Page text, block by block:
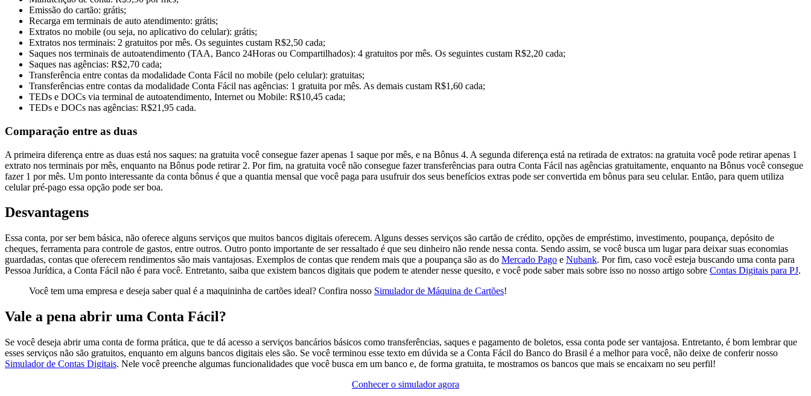
Emissão do cartão: grátis;
Recarga em terminais de auto atendimento: grátis;
Extratos no mobile (ou seja, no aplicativo do celular): grátis;
Extratos nos terminais: 2 gratuitos por mês. Os seguintes custam R$2,50 cada;
Saques nos terminais de autoatendimento (TAA, Banco 24Horas ou Compartilhados): 4 gratuitos por mês. Os seguintes custam R$2,20 cada;
Saques nas agências: R$2,70 cada;
Transferência entre contas da modalidade Conta Fácil no mobile (pelo celular): gratuitas;
Transferências entre contas da modalidade Conta Fácil nas agências: 1 gratuita por mês. As demais custam R$1,60 cada;
TEDs e DOCs via terminal de autoatendimento, Internet ou Mobile: R$10,45 cada;
TEDs e DOCs nas agências: R$21,95 cada.
Comparação entre as duas
A primeira diferença entre as duas está nos saques: na gratuita você consegue fazer apenas 1 saque por mês, e na Bônus 4. A segunda diferença está na retirada de extratos: na gratuita você pode retirar apenas 1
extrato nos terminais por mês, enquanto na Bônus pode retirar 2. Por fim, na gratuita você não consegue fazer transferências para outra Conta Fácil nas agências gratuitamente, enquanto na Bônus você consegue
fazer 1 por mês. Um ponto interessante da conta bônus é que a quantia mensal que você paga para usufruir dos seus benefícios extras pode ser convertida em bônus para seu celular. Então, para quem utiliza
celular pré-pago essa opção pode ser boa.
Desvantagens
Essa conta, por ser bem básica, não oferece alguns serviços que muitos bancos digitais oferecem. Alguns desses serviços são cartão de crédito, opções de empréstimo, investimento, poupança, depósito de
cheques, ferramenta para controle de gastos, entre outros. Outro ponto importante de ser ressaltado é que seu dinheiro não rende nessa conta. Sendo assim, se você busca um lugar para deixar suas economias
guardadas, contas que oferecem rendimentos são mais vantajosas. Exemplos de contas que rendem mais que a poupança são as do Mercado Pago e Nubank. Por fim, caso você esteja buscando uma conta para
Pessoa Jurídica, a Conta Fácil não é para você. Entretanto, saiba que existem bancos digitais que podem te atender nesse quesito, e você pode saber mais sobre isso no nosso artigo sobre Contas Digitais para PJ.
Você tem uma empresa e deseja saber qual é a maquininha de cartões ideal? Confira nosso Simulador de Máquina de Cartões!
Vale a pena abrir uma Conta Fácil?
Se você deseja abrir uma conta de forma prática, que te dá acesso a serviços bancários básicos como transferências, saques e pagamento de boletos, essa conta pode ser vantajosa. Entretanto, é bom lembrar que
esses serviços não são gratuitos, enquanto em alguns bancos digitais eles são. Se você terminou esse texto em dúvida se a Conta Fácil do Banco do Brasil é a melhor para você, não deixe de conferir nosso
Simulador de Contas Digitais. Nele você preenche algumas funcionalidades que você busca em um banco e, de forma gratuita, te mostramos os bancos que mais se encaixam no seu perfil!
Conhecer o simulador agora